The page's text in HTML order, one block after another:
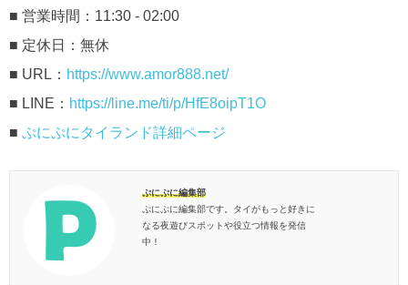
■ 営業時間：11:30 - 02:00
■ 定休日：無休
■ URL： https://www.amor888.net/
■ LINE： https://line.me/ti/p/HfE8oipT1O
■ ぷにぷにタイランド詳細ページ
ぷにぷに編集部
ぷにぷに編集部です。タイがもっと好きに
なる夜遊びスポットや役立つ情報を発信
中！